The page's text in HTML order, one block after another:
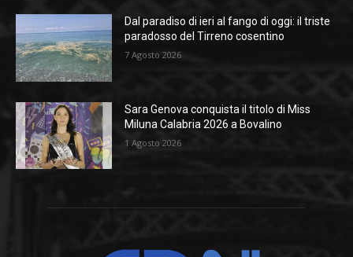
Dal paradiso di ieri al fango di oggi: il triste
paradosso del Tirreno cosentino
7 Agosto 2026
Sara Genova conquista il titolo di Miss
Miluna Calabria 2026 a Bovalino
1 Agosto 2026